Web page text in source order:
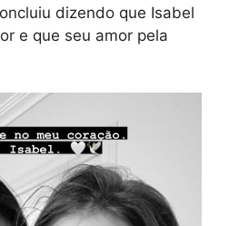
dizendo que Isabel
e que seu amor pela